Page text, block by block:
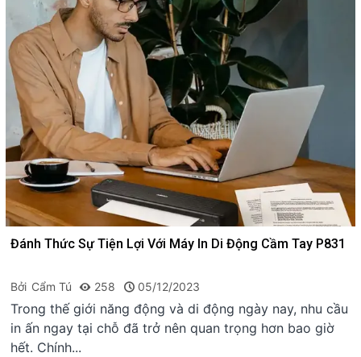
Đánh Thức Sự Tiện Lợi Với Máy In Di Động Cầm Tay P831
Bởi Cẩm Tú 258 05/12/2023
Trong thế giới năng động và di động ngày nay, nhu cầu
in ấn ngay tại chỗ đã trở nên quan trọng hơn bao giờ
hết. Chính...